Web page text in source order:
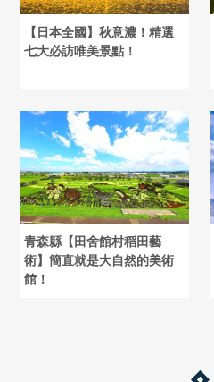
【日本全國】秋意濃！精選
七大必訪唯美景點！
青森縣【田舍館村稻田藝
術】簡直就是大自然的美術
館！